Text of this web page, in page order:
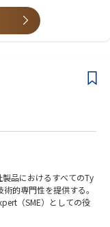
もになって頂きたいポ
品におけるすべてのTy
的専門性を提供する。
（SME）としての役